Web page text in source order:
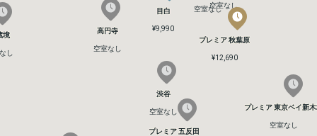
渋谷
空室なし
目白
¥9,990
空室なし
プレミア 秋葉原
¥12,690
プレミア 五反田
高円寺
空室なし
境
し
プレミア 東京ベイ新
空室なし
空室なし
渋谷
空室なし
目白
¥9,990
空室なし
プレミア 秋葉原
¥12,690
プレミア 五反田
高円寺
空室なし
境
し
プレミア 東京ベイ新
空室なし
空室なし